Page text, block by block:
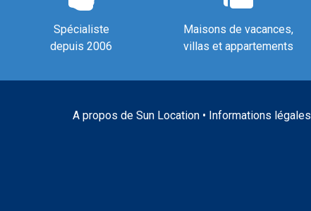
Spécialiste
depuis 2006
Maisons de vacances,
villas et appartements
A propos de Sun Location• Informations légales